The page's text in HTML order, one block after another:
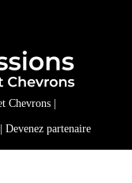
Chevrons |
Devenez partenaire